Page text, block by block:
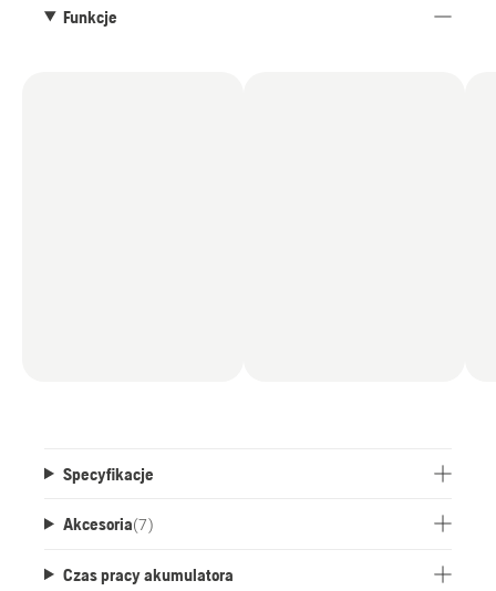
ostatniej znanej lokalizacji w aplikacji Husqvarna
Funkcje
Specyfikacje
Akcesoria(7)
Czas pracy akumulatora